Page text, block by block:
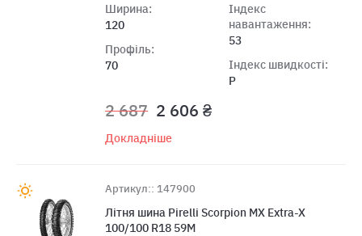
Ширина:
120
Профіль:
70
Індекс
навантаження:
53
Індекс швидкості:
P
2 687 2 606 ₴
Докладніше
Артикул:: 147900
Лiтня шина Pirelli Scorpion MX Extra-X
100/100 R18 59M